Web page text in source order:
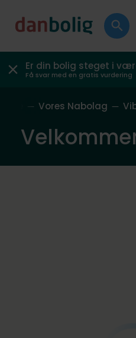
Er din bolig steget i
Få svar med en gratis vurdering
Vores Nabolag